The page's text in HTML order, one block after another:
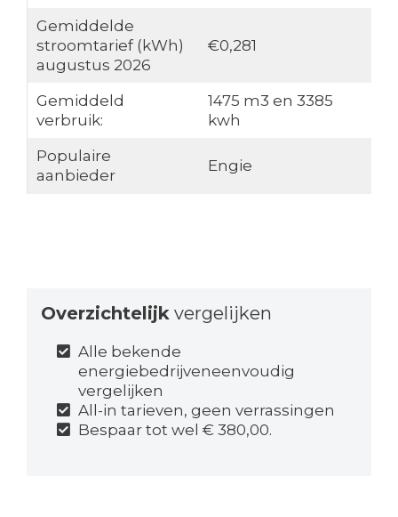
Gemiddelde
stroomtarief (kWh)
augustus 2026
€0,281
Gemiddeld
verbruik:
1475 m3 en 3385
kwh
Populaire
aanbieder
Engie
Overzichtelijk vergelijken
Alle bekende
energiebedrijveneenvoudig
vergelijken
All-in tarieven, geen verrassingen
Bespaar tot wel € 380,00.